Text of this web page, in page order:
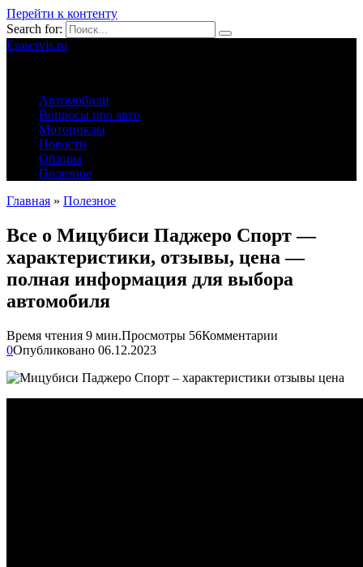
Перейти к контенту
Search for:
Eraservis.ru
Автомобили
Вопросы про авто
Мотоциклы
Новости
Обзоры
Полезное
Главная » Полезное
Все о Мицубиси Паджеро Спорт —
характеристики, отзывы, цена —
полная информация для выбора
автомобиля
Время чтения 9 мин.Просмотры 56Комментарии
0Опубликовано 06.12.2023